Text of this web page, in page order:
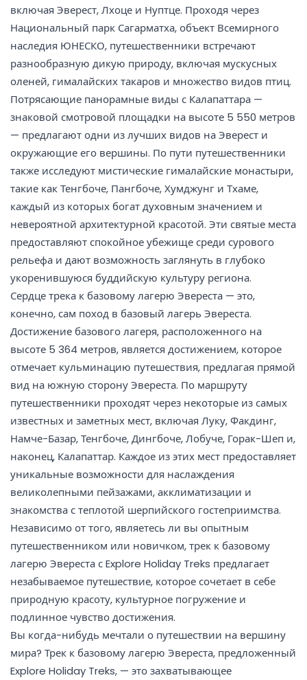
включая Эверест, Лхоце и Нуптце. Проходя через
Национальный парк Сагарматха, объект Всемирного
наследия ЮНЕСКО, путешественники встречают
разнообразную дикую природу, включая мускусных
оленей, гималайских такаров и множество видов птиц.
Потрясающие панорамные виды с Калапаттара —
знаковой смотровой площадки на высоте 5 550 метров
— предлагают одни из лучших видов на Эверест и
окружающие его вершины. По пути путешественники
также исследуют мистические гималайские монастыри,
такие как Тенгбоче, Пангбоче, Хумджунг и Тхаме,
каждый из которых богат духовным значением и
невероятной архитектурной красотой. Эти святые места
предоставляют спокойное убежище среди сурового
рельефа и дают возможность заглянуть в глубоко
укоренившуюся буддийскую культуру региона.
Сердце трека к базовому лагерю Эвереста — это,
конечно, сам поход в базовый лагерь Эвереста.
Достижение базового лагеря, расположенного на
высоте 5 364 метров, является достижением, которое
отмечает кульминацию путешествия, предлагая прямой
вид на южную сторону Эвереста. По маршруту
путешественники проходят через некоторые из самых
известных и заметных мест, включая Луку, Факдинг,
Намче-Базар, Тенгбоче, Дингбоче, Лобуче, Горак-Шеп и,
наконец, Калапаттар. Каждое из этих мест предоставляет
уникальные возможности для наслаждения
великолепными пейзажами, акклиматизации и
знакомства с теплотой шерпийского гостеприимства.
Независимо от того, являетесь ли вы опытным
путешественником или новичком, трек к базовому
лагерю Эвереста с Explore Holiday Treks предлагает
незабываемое путешествие, которое сочетает в себе
природную красоту, культурное погружение и
подлинное чувство достижения.
Вы когда-нибудь мечтали о путешествии на вершину
мира? Трек к базовому лагерю Эвереста, предложенный
Explore Holiday Treks, — это захватывающее